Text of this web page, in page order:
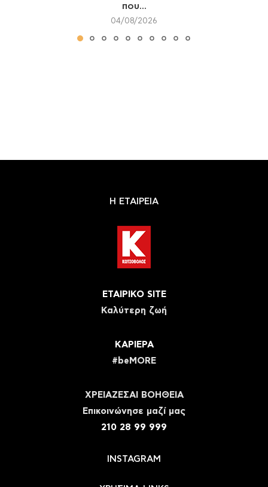
που...
04/08/2026
Η ΕΤΑΙΡΕΙΑ
ΕΤΑΙΡΙΚΟ SITE
Καλύτερη ζωή
ΚΑΡΙΕΡΑ
#beMORE
ΧΡΕΙΑΖΕΣΑΙ ΒΟΗΘΕΙΑ
Eπικοινώνησε μαζί μας
210 28 99 999
INSTAGRAM